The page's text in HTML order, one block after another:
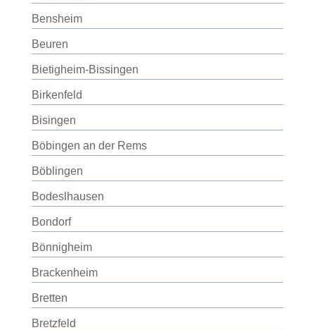
Bensheim
Beuren
Bietigheim-Bissingen
Birkenfeld
Bisingen
Böbingen an der Rems
Böblingen
Bodeslhausen
Bondorf
Bönnigheim
Brackenheim
Bretten
Bretzfeld